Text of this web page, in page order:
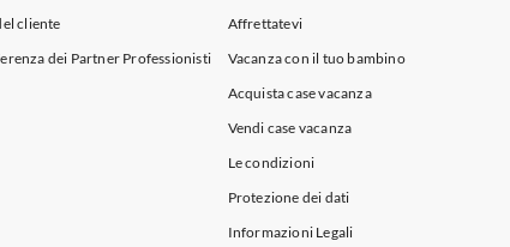
cliente
dei Partner Professionisti
Affrettatevi
Vacanza con il tuo bambino
Acquista case vacanza
Vendi case vacanza
Le condizioni
Protezione dei dati
Informazioni Legali